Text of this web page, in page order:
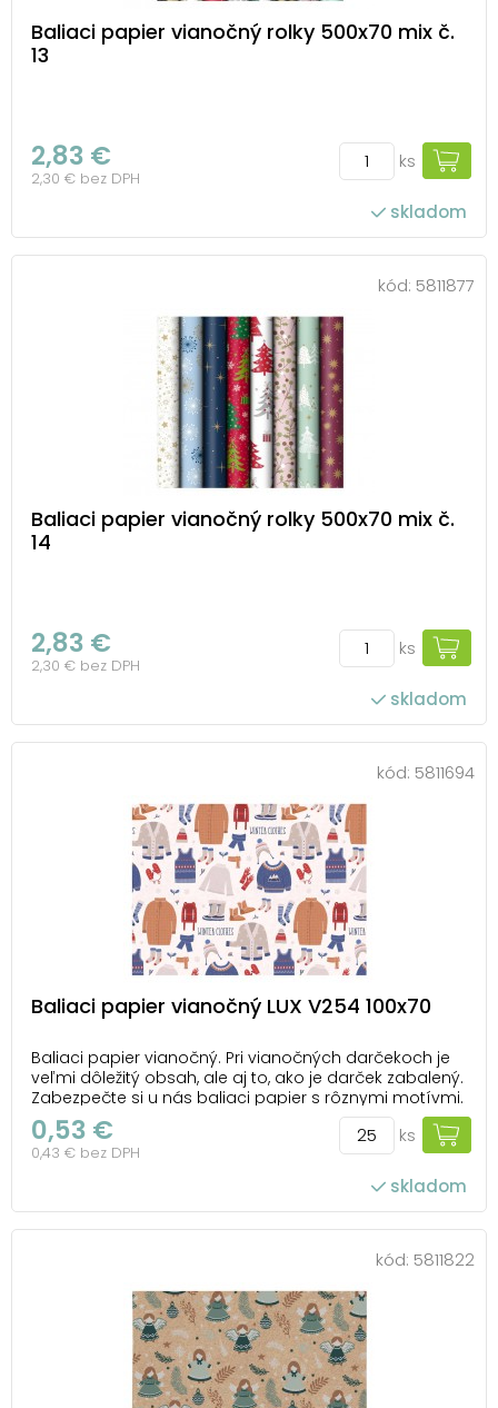
Baliaci papier vianočný rolky 500x70 mix č.
13
2,83 €
2,30 € bez DPH
ks
skladom
kód: 5811877
Baliaci papier vianočný rolky 500x70 mix č.
14
2,83 €
2,30 € bez DPH
ks
skladom
kód: 5811694
Baliaci papier vianočný LUX V254 100x70
Baliaci papier vianočný. Pri vianočných darčekoch je
veľmi dôležitý obsah, ale aj to, ako je darček zabalený.
Zabezpečte si u nás baliaci papier s rôznymi motívmi.
Nezabudnte si kúpiť aj peknú stužku a menovky na
darček. Gramáž: 80 g Balenie: 25 ks Motív: zimné
oblečenie Rozmer hárku: 1000 ...
0,53 €
0,43 € bez DPH
ks
skladom
kód: 5811822